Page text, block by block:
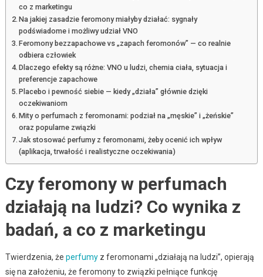
co z marketingu
Na jakiej zasadzie feromony miałyby działać: sygnały
podświadome i możliwy udział VNO
Feromony bezzapachowe vs „zapach feromonów” — co realnie
odbiera człowiek
Dlaczego efekty są różne: VNO u ludzi, chemia ciała, sytuacja i
preferencje zapachowe
Placebo i pewność siebie — kiedy „działa” głównie dzięki
oczekiwaniom
Mity o perfumach z feromonami: podział na „męskie” i „żeńskie”
oraz popularne związki
Jak stosować perfumy z feromonami, żeby ocenić ich wpływ
(aplikacja, trwałość i realistyczne oczekiwania)
Czy feromony w perfumach
działają na ludzi? Co wynika z
badań, a co z marketingu
Twierdzenia, że perfumyz feromonami „działają na ludzi”, opierają
się na założeniu, że feromony to związki pełniące funkcję